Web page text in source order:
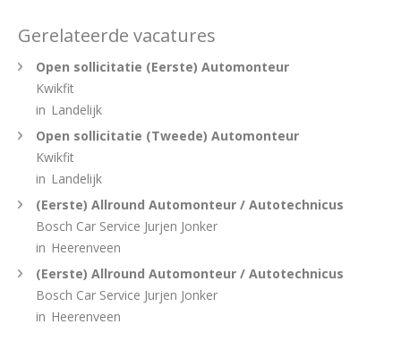
Gerelateerde vacatures
Open sollicitatie (Eerste) Automonteur
Kwikfit
in Landelijk
Open sollicitatie (Tweede) Automonteur
Kwikfit
in Landelijk
(Eerste) Allround Automonteur / Autotechnicus
Bosch Car Service Jurjen Jonker
in Heerenveen
(Eerste) Allround Automonteur / Autotechnicus
Bosch Car Service Jurjen Jonker
in Heerenveen